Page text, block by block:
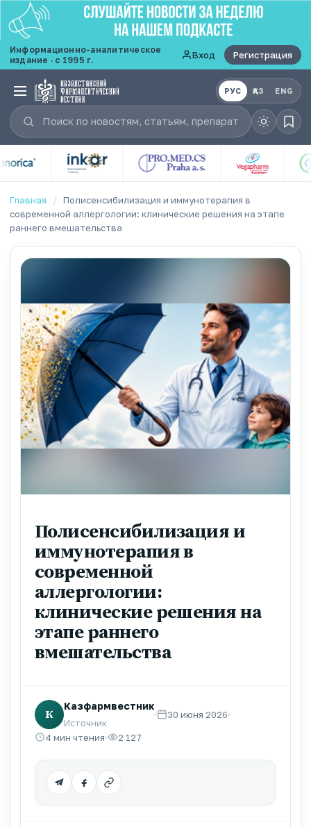
Информационно-аналитическое
издание · с 1995 г.
Вход Регистрация
РУС ҚАЗ ENG
Главная / Полисенсибилизация и иммунотерапия в
современной аллергологии: клинические решения на этапе
раннего вмешательства
Полисенсибилизация и
иммунотерапия в
современной
аллергологии:
клинические решения на
этапе раннего
вмешательства
К
Казфармвестник
Источник
30 июня 2026
4 мин чтения 2 127